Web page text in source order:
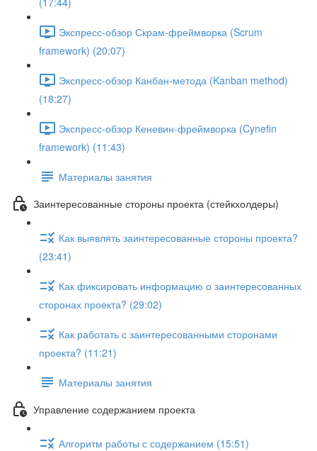
Экспресс-обзор Скрам-фреймворка (Scrum
framework) (20:07)
Экспресс-обзор Канбан-метода (Kanban method)
(18:27)
Экспресс-обзор Кеневин-фреймворка (Cynefin
framework) (11:43)
Материалы занятия
Заинтересованные стороны проекта (стейкхолдеры)
Как выявлять заинтересованные стороны проекта?
(23:41)
Как фиксировать информацию о заинтересованных
сторонах проекта? (29:02)
Как работать с заинтересованными сторонами
проекта? (11:21)
Материалы занятия
Управление содержанием проекта
Алгоритм работы с содержанием (15:51)